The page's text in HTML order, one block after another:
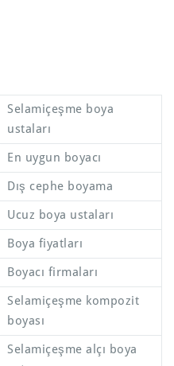
Selamiçeşme boya
ustaları
En uygun boyacı
Dış cephe boyama
Ucuz boya ustaları
Boya fiyatları
Boyacı firmaları
Selamiçeşme kompozit
boyası
Selamiçeşme alçı boya